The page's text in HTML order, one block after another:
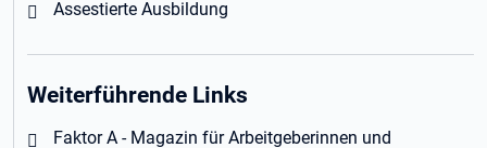
Assestierte Ausbildung
Weiterführende Links
Faktor A - Magazin für Arbeitgeberinnen und